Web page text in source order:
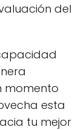
del
momento
esta
tu mejor